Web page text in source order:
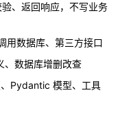
、返回响应，不写业务
用数据库、第三方接口
、数据库增删改查
、Pydantic 模型、工具